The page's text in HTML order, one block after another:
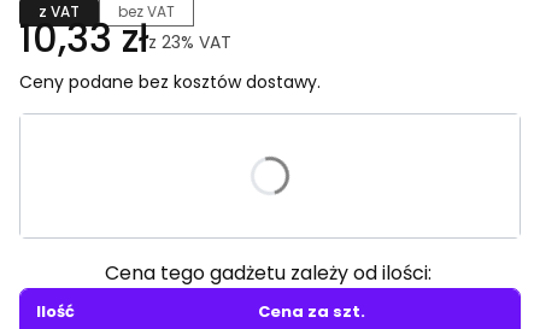
z VAT bez VAT
10,33 złz 23% VAT
Ceny podane bez kosztów dostawy.
Poszczególne warianty mogą różnić się ceną
Cena tego gadżetu zależy od ilości:
Ilość
Cena za szt.